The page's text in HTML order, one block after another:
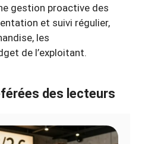
gestion proactive des
et suivi régulier,
les
de l’exploitant.
des lecteurs